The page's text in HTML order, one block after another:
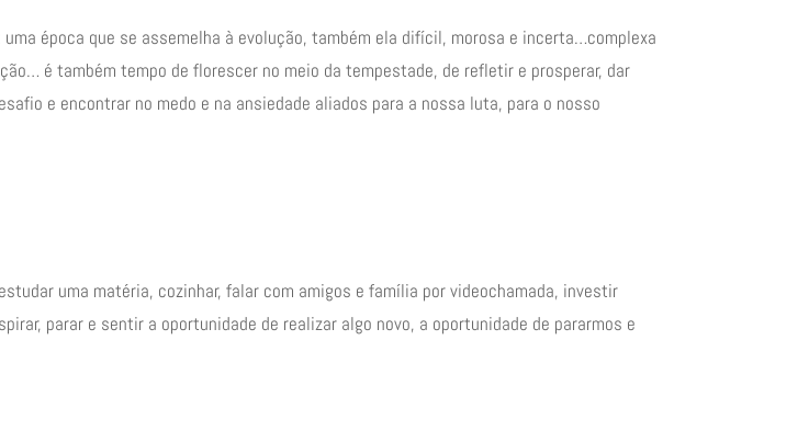
época que se assemelha à evolução, também ela difícil, morosa e incerta…complexa
é também tempo de florescer no meio da tempestade, de refletir e prosperar, dar
e encontrar no medo e na ansiedade aliados para a nossa luta, para o nosso
uma matéria, cozinhar, falar com amigos e família por videochamada, investir
parar e sentir a oportunidade de realizar algo novo, a oportunidade de pararmos e